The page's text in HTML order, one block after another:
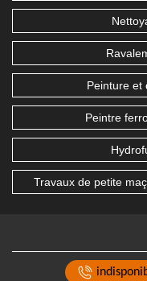
Peinture et
Peintre
Travaux de petite